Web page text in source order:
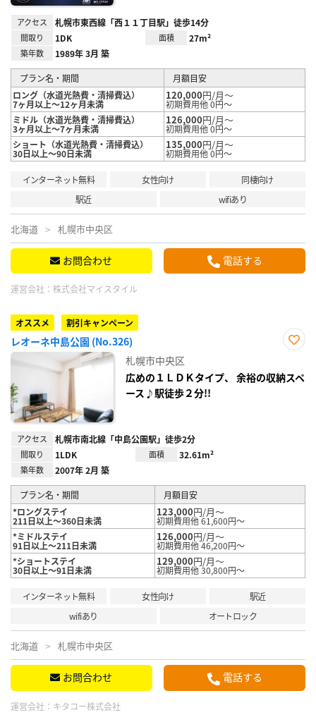
アクセス 札幌市東西線「西１１丁目駅」徒歩14分
間取り 1DK 面積 27m²
築年数 1989年 3月 築
プラン名・期間
月額目安
ロング（水道光熱費・清掃費込）
7ヶ月以上～12ヶ月未満
120,000円/月～
初期費用他 0円～
ミドル（水道光熱費・清掃費込）
3ヶ月以上～7ヶ月未満
126,000円/月～
初期費用他 0円～
ショート（水道光熱費・清掃費込）
30日以上～90日未満
135,000円/月～
初期費用他 0円～
インターネット無料 女性向け
同棲向け
駅近
wifiあり
北海道 札幌市中央区
お問合わせ 電話する
運営会社： 株式会社マイスタイル
オススメ 割引キャンペーン
レオーネ中島公園 (No.326)
り登
録
札幌市中央区
広めの１ＬＤＫタイプ、 余裕の収納スペ
ース♪駅徒歩２分!!
アクセス 札幌市南北線「中島公園駅」徒歩2分
間取り 1LDK 面積 32.61m²
築年数 2007年 2月 築
プラン名・期間
月額目安
*ロングステイ
211日以上～360日未満
123,000円/月～
初期費用他 61,600円～
*ミドルステイ
91日以上～211日未満
126,000円/月～
初期費用他 46,200円～
*ショートステイ
30日以上～91日未満
129,000円/月～
初期費用他 30,800円～
インターネット無料 女性向け
駅近
wifiあり
オートロック
北海道 札幌市中央区
お問合わせ 電話する
運営会社： キタコー株式会社